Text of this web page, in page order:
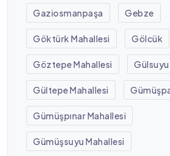
Gaziosmanpaşa Gebze
Göktürk Mahallesi Gölcük
Göztepe Mahallesi Gülsuyu
Gültepe Mahallesi
Gümüşpınar Mahallesi
Gümüşsuyu Mahallesi